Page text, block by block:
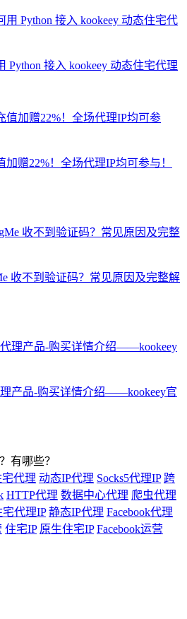
Python 接入 kookeey 动态住宅代理
加赠22%！全场代理IP均可参与！
收不到验证码？常见原因及完整解
产品-购买详情介绍——kookeey官
代理 动态IP代理 Socks5代理IP 跨
HTTP代理 数据中心代理 爬虫代理
代理IP 静态IP代理 Facebook代理
住宅IP 原生住宅IP Facebook运营